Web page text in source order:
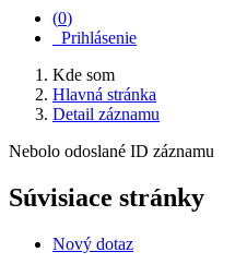
(0)
Prihlásenie
Kde som
Hlavná stránka
Detail záznamu
Nebolo odoslané ID záznamu
Súvisiace stránky
Nový dotaz